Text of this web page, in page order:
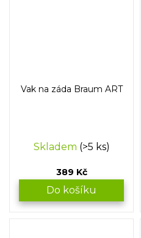
Vak na záda Braum ART
Skladem (>5 ks)
389 Kč
Do košíku